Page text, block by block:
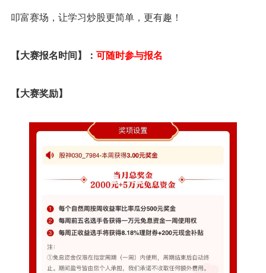
叩富赛场，让学习炒股更简单，更有趣！
【大赛报名时间】： 可随时参与报名
【大赛奖励】